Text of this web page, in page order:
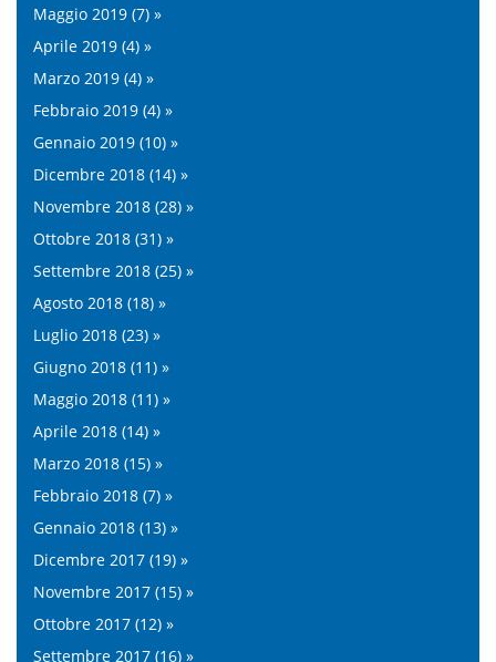
Maggio 2019 (7) »
Aprile 2019 (4) »
Marzo 2019 (4) »
Febbraio 2019 (4) »
Gennaio 2019 (10) »
Dicembre 2018 (14) »
Novembre 2018 (28) »
Ottobre 2018 (31) »
Settembre 2018 (25) »
Agosto 2018 (18) »
Luglio 2018 (23) »
Giugno 2018 (11) »
Maggio 2018 (11) »
Aprile 2018 (14) »
Marzo 2018 (15) »
Febbraio 2018 (7) »
Gennaio 2018 (13) »
Dicembre 2017 (19) »
Novembre 2017 (15) »
Ottobre 2017 (12) »
Settembre 2017 (16) »